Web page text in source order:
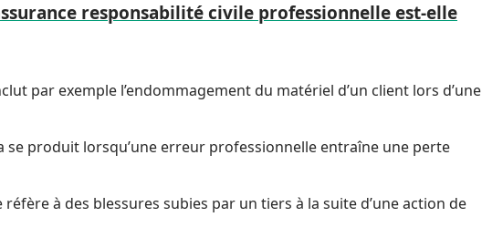
responsabilité civile professionnelle est-elle
par exemple l’endommagement du matériel d’un client lors d’une
se produit lorsqu’une erreur professionnelle entraîne une perte
réfère à des blessures subies par un tiers à la suite d’une action de